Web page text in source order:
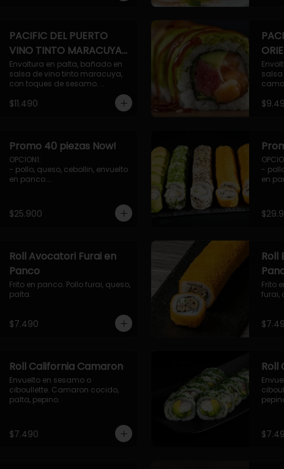
PACIFIC DEL PUERTO
VINO TINTO MARACUYA
ORIENTAL.
Envoltura en palta, bañado en
salsa de vino tinto maracuya,
con toques de sesamo.
Camaron furai, salmon, queso,
pepino.
$11.490
salsa
Promo 40 piezas Now!
OPCION1:
- pollo, queso, cebollin, envuelto
en panco.
- palmito, pepino, queso,
envuelto en palta.
- pollo, queso, cebollin, envuelto
en panco.
- camaron, queso, cebollin,
envuelto en palta.
- palmito, pepino, queso,
- salmon, queso, palta, envuelto
en queso.
$25.900
-
en
-
-
en
-
-
Roll Avocatori Furai en
Panco
Frito en panco. Pollo furai, queso,
palta.
$7.490
Roll
Frito
furai,
Roll California Camaron
Envuelto en sesamo o
ciboullette. Camaron cocido,
palta, pepino.
$7.490
Roll